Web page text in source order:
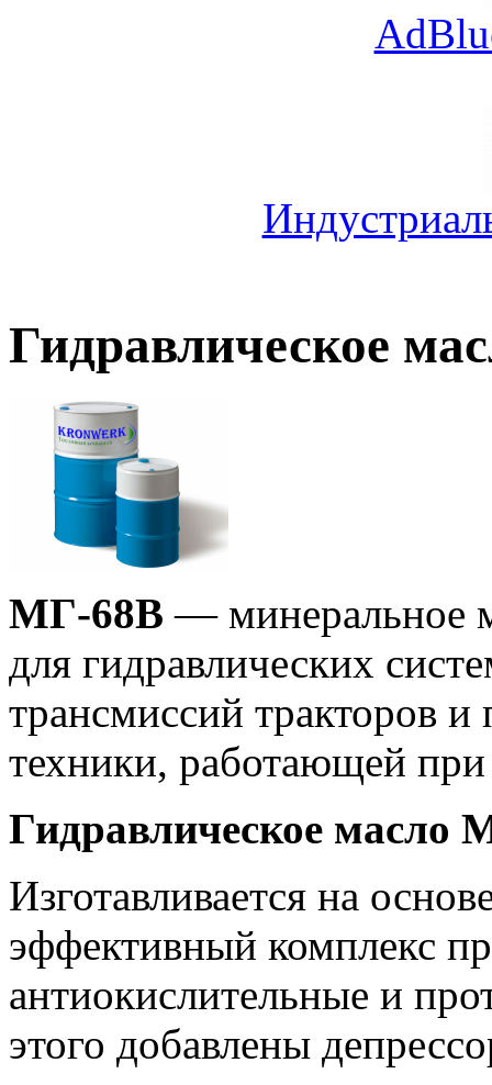
Гидравлическое
МГ-68В— минеральное
для гидравлических
трансмиссий тракторов и
техники, работающей
Гидравлическое масло
Изготавливается на
эффективный комплекс
антиокислительные и
этого добавлены